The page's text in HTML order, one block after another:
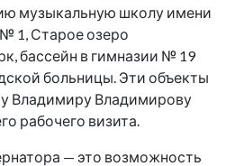
музыкальную школу имени
1, Старое озеро
бассейн в гимназии № 19
больницы. Эти объекты
Владимиру Владимирову
рабочего визита.
— это возможность